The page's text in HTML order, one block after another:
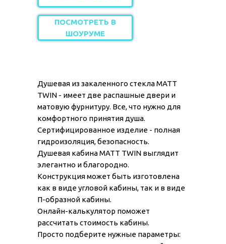
Душевая из закаленного стекла MATT
TWIN - имеет две распашные двери и
матовую фурнитуру. Все, что нужно для
комфортного принятия душа.
Сертифицированное изделие - полная
гидроизоляция, безопасность.
Душевая кабина MATT TWIN выглядит
элегантно и благородно.
Конструкция может быть изготовлена
как в виде угловой кабины, так и в виде
П-образной кабины.
Онлайн-калькулятор поможет
рассчитать стоимость кабины.
Просто подберите нужные параметры:
ПОСМОТРЕТЬ В
ШОУРУМЕ